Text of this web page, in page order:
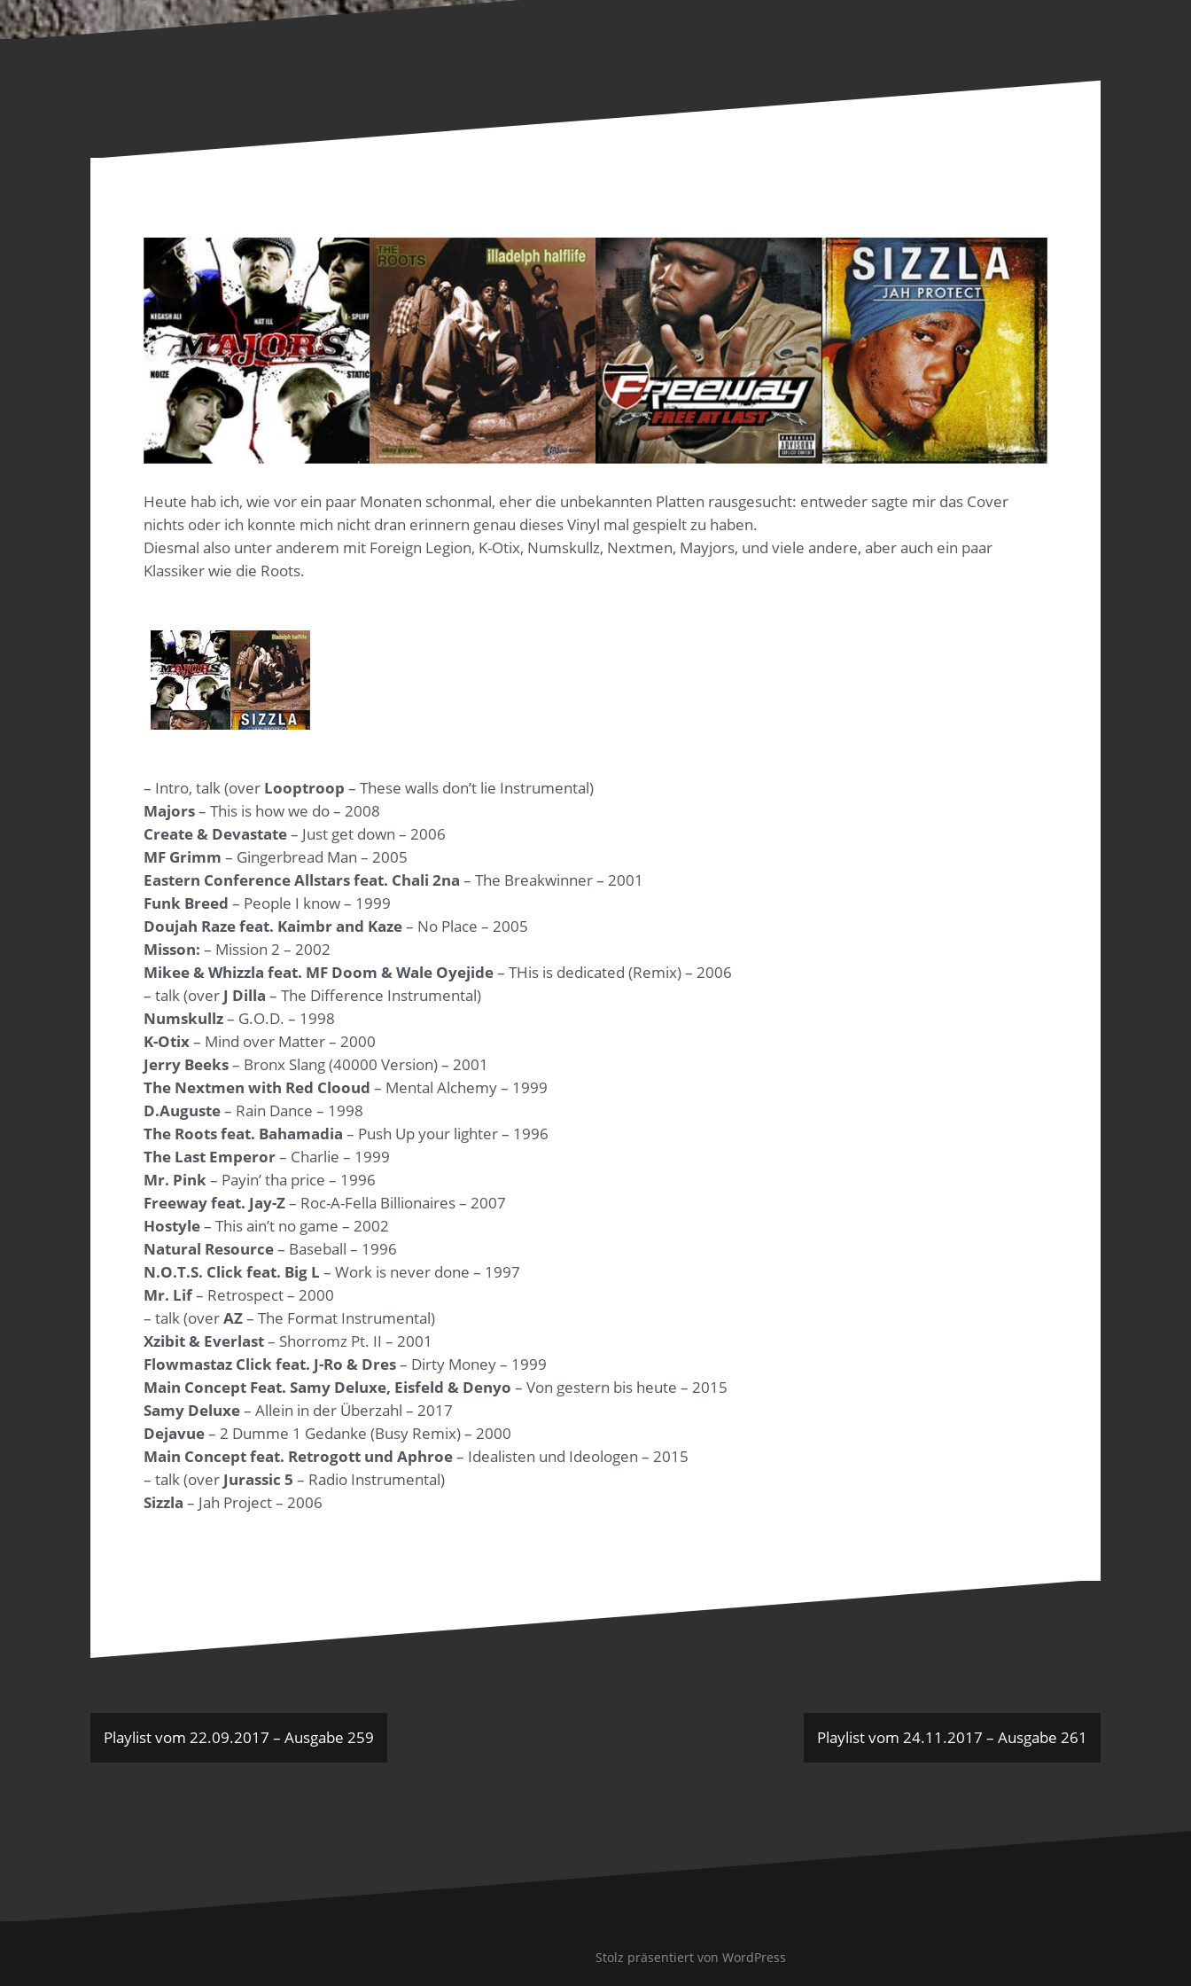
Heute hab ich, wie vor ein paar Monaten schonmal, eher die unbekannten Platten rausgesucht: entweder sagte mir das Cover
nichts oder ich konnte mich nicht dran erinnern genau dieses Vinyl mal gespielt zu haben.
Diesmal also unter anderem mit Foreign Legion, K-Otix, Numskullz, Nextmen, Mayjors, und viele andere, aber auch ein paar
Klassiker wie die Roots.
– Intro, talk (over Looptroop – These walls don’t lie Instrumental)
Majors– This is how we do – 2008
Create & Devastate– Just get down – 2006
MF Grimm – Gingerbread Man – 2005
Eastern Conference Allstars feat. Chali 2na – The Breakwinner – 2001
Funk Breed – People I know – 1999
Doujah Raze feat. Kaimbr and Kaze– No Place – 2005
Misson: – Mission 2 – 2002
Mikee & Whizzla feat. MF Doom & Wale Oyejide– THis is dedicated (Remix) – 2006
– talk (over J Dilla – The Difference Instrumental)
Numskullz– G.O.D. – 1998
K-Otix– Mind over Matter – 2000
Jerry Beeks– Bronx Slang (40000 Version) – 2001
The Nextmen with Red Clooud – Mental Alchemy – 1999
D.Auguste– Rain Dance – 1998
The Roots feat. Bahamadia – Push Up your lighter – 1996
The Last Emperor– Charlie – 1999
Mr. Pink– Payin’ tha price – 1996
Freeway feat. Jay-Z– Roc-A-Fella Billionaires – 2007
Hostyle– This ain’t no game – 2002
Natural Resource– Baseball – 1996
N.O.T.S. Click feat. Big L – Work is never done – 1997
Mr. Lif– Retrospect – 2000
– talk (overAZ– The Format Instrumental)
Xzibit & Everlast– Shorromz Pt. II – 2001
Flowmastaz Click feat. J-Ro & Dres– Dirty Money – 1999
Main Concept Feat. Samy Deluxe, Eisfeld & Denyo – Von gestern bis heute – 2015
Samy Deluxe– Allein in der Überzahl – 2017
Dejavue– 2 Dumme 1 Gedanke (Busy Remix) – 2000
Main Concept feat. Retrogott und Aphroe– Idealisten und Ideologen – 2015
– talk (over Jurassic 5 – Radio Instrumental)
Sizzla – Jah Project – 2006
Beitragsnavigation
Playlist vom 22.09.2017 – Ausgabe 259 Playlist vom 24.11.2017 – Ausgabe 261
Stolz präsentiert von WordPress